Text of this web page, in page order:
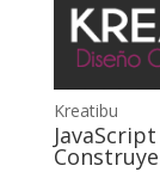
Kreatibu